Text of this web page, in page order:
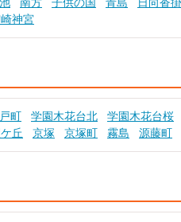
神宮
町 学園木花台北 学園木花台桜
丘 京塚 京塚町 霧島 源藤町